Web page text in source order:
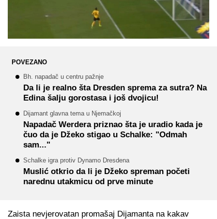
POVEZANO
Bh. napadač u centru pažnje
Da li je realno šta Dresden sprema za sutra? Na
Edina šalju gorostasa i još dvojicu!
Dijamant glavna tema u Njemačkoj
Napadač Werdera priznao šta je uradio kada je
čuo da je Džeko stigao u Schalke: "Odmah
sam..."
Schalke igra protiv Dynamo Dresdena
Muslić otkrio da li je Džeko spreman početi
narednu utakmicu od prve minute
Zaista nevjerovatan promašaj Dijamanta na kakav